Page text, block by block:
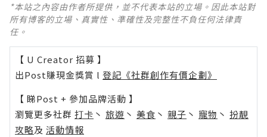
*本站之內容由作者所提供，並不代表本站的立場。因此本站對
所有博客的立場、真實性、準確性及完整性不負任何法律責
任。
【 U Creator 招募 】
出Post賺現金獎賞 l 登記《社群創作有價企劃》
【 睇Post + 參加品牌活動 】
瀏覽更多社群 打卡 丶 旅遊 丶 美食 丶 親子 丶 寵物 丶 扮靚
攻略及 活動情報